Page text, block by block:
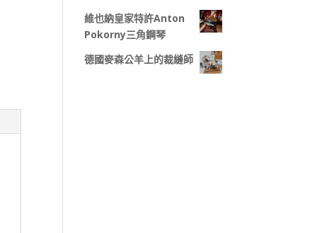
維也納皇家特許Anton
Pokorny三角鋼琴
德國麥森公羊上的裁縫師